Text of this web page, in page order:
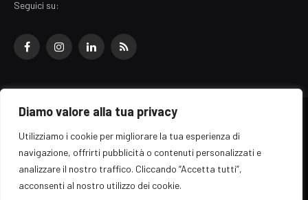
Diamo valore alla tua privacy
Utilizziamo i cookie per migliorare la tua esperienza di
navigazione, offrirti pubblicità o contenuti personalizzati e
analizzare il nostro traffico. Cliccando “Accetta tutti”,
acconsenti al nostro utilizzo dei cookie.
Seguici su:
FacebookInstagramLinkedInRSS
© 2026 EZ Rome Designed by ARvis.it
Il portale EZ Rome e' una testata giornalistica di carattere generalista
registrata al tribunale di Roma - Numero 389/2008
Direttore responsabile: Raffaella Roani - ISSN: 2036-783X
Edito da ARvis.it srl - via Alessandria 88 - 00198 Roma CF/PI/R.I.